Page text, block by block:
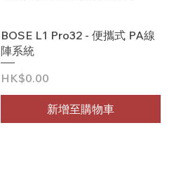
快速瀏覽
BOSE L1 Pro32 - 便攜式 PA線
陣系統
價格
HK$0.00
新增至購物車